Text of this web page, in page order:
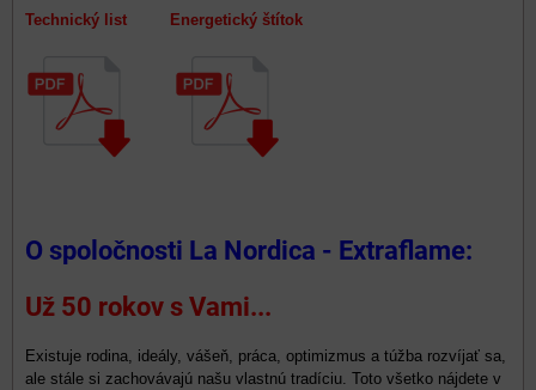
Technický list Energetický štítok
O spoločnosti La Nordica - Extraflame:
Už 50 rokov s Vami...
Existuje rodina, ideály, vášeň, práca, optimizmus a túžba rozvíjať sa,
ale stále si zachovávajú našu vlastnú tradíciu. Toto všetko nájdete v